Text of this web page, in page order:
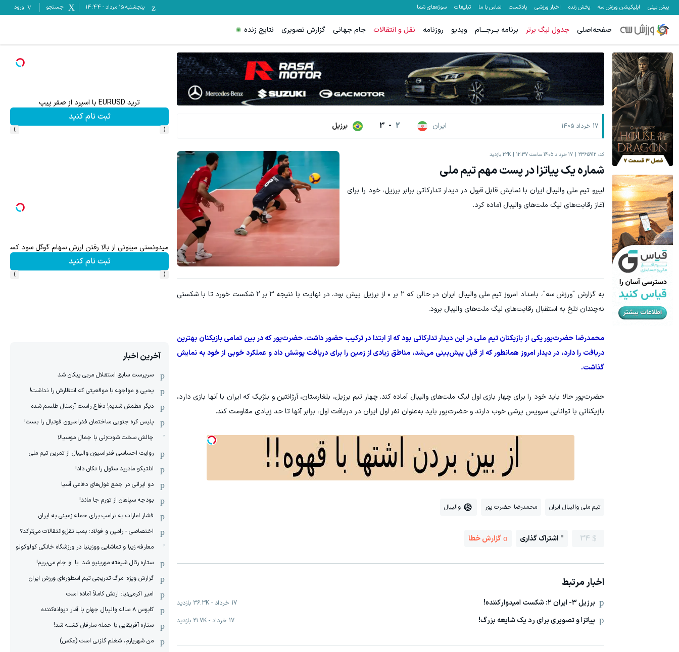
پیش بینی اپلیکیشن ورزش سه پخش زنده اخبار ورزشی پادکست تماس با ما تبلیغات سوژه‌های شما پنجشنبه ۱۵ مرداد -
14:44 جستجو ورود
صفحه‌اصلی جدول لیگ برتر برنامه بــرجـــام ویدیو روزنامه نقل و انتقالات جام جهانی گزارش تصویری نتایج زنده
17 خرداد 1405 ایران 2
-
3 برزیل
کد: 2365912 17 خرداد 1405 ساعت 12:37 22K بازدید
شماره یک پیاتزا در پست مهم تیم ملی
لیبرو تیم ملی والیبال ایران با نمایش قابل قبول در دیدار تدارکاتی برابر برزیل، خود را برای
آغاز رقابت‌های لیگ ملت‌های والیبال آماده کرد.
به گزارش "ورزش سه"، بامداد امروز تیم ملی والیبال ایران در حالی که ۲ بر ۰ از برزیل پیش بود، در نهایت با نتیجه ۳ بر ۲ شکست خورد تا با شکستی
نه‌چندان تلخ به استقبال رقابت‌های لیگ ملت‌های والیبال برود.
محمدرضا حضرت‌پور یکی از بازیکنان تیم ملی در این دیدار تدارکاتی بود که از ابتدا در ترکیب حضور داشت. حضرت‌پور که در بین تمامی بازیکنان بهترین
دریافت را دارد، در دیدار امروز همانطور که از قبل پیش‌بینی می‌شد، مناطق زیادی از زمین را برای دریافت پوشش داد و عملکرد خوبی از خود به نمایش
گذاشت.
حضرت‌پور حالا باید خود را برای چهار بازی اول لیگ ملت‌های والیبال آماده کند. چهار تیم برزیل، بلغارستان، آرژانتین و بلژیک که ایران با آنها بازی دارد،
بازیکنانی با توانایی سرویس پرشی خوب دارند و حضرت‌پور باید به‌عنوان نفر اول ایران در دریافت اول، برابر آنها تا حد زیادی مقاومت کند.
تیم ملی والیبال ایران محمدرضا حضرت پور والیبال
34 اشتراک گذاری گزارش خطا
اخبار مرتبط
برزیل ٣- ایران ٢: شکست امیدوارکننده! 17 خرداد -
36.3K بازدید
پیاتزا و تصویری برای رد یک شایعه بزرگ! 17 خرداد -
21.7K بازدید
میدونستی میتونی از بالا رفتن ارزش سهام گوگل سود کسب کنی؟
۵۰ درصد کش بک در حساب معاملاتی ecn بروکر اینوسلو ترید XAUUSD با اسپرد از صفر پیپ ترید EURUSD با اسپرد از صفر پیپ
ثبت نام کنید
‹
›
سرمایه گذاری ارزی روی سهام تویوتا - کلیک کن
ثبت نام کنید
میدونستی میتونی از بالا رفتن ارزش سهام گوگل سود کسب
ثبت نام کنید
‹
›
آخرین اخبار
سرپرست سابق استقلال مربی پیکان شد
یحیی و مواجهه با موقعیتی که انتظارش را نداشت!
دیگر مطمئن شدیم! دفاع راست آرسنال طلسم شده
پلیس کره ‌جنوبی ساختمان فدراسیون فوتبال را بست!
چالش سخت شوت‌زنی با جمال موسیالا
روایت احساسی فدراسیون والیبال از تمرین تیم ملی
اتلتیکو مادرید سئول را تکان داد!
دو ایرانی در جمع غول‌های دفاعی آسیا
بودجه سپاهان از تورم جا ماند!
فشار امارات به ترامپ برای حمله زمینی به ایران
اختصاصی - رامین و فولاد: بمب نقل‌و‌انتقالات می‌ترکد؟
معارفه زیبا و تماشایی ووزینیا در ورزشگاه خانگی کولوکولو
ستاره رئال شیفته مورینیو شد: با او جام می‌بریم!
گزارش ویژه: مرگ تدریجی تیم اسطوره‌ای ورزش ایران
امیر اکرمی‌نیا: ارتش کاملاً آماده است
کابوس ۸ ساله والیبال جهان با آمار دیوانه‌کننده
ستاره آفریقایی با حمله سارقان کشته شد!
من شهریارم، شغلم گلزنی است (عکس)